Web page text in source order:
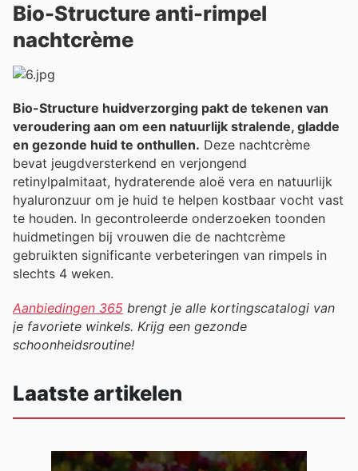
Bio-Structure anti-rimpel
nachtcrème
Bio-Structure huidverzorging pakt de tekenen van
veroudering aan om een natuurlijk stralende, gladde
en gezonde huid te onthullen. Deze nachtcrème
bevat jeugdversterkend en verjongend
retinylpalmitaat, hydraterende aloë vera en natuurlijk
hyaluronzuur om je huid te helpen kostbaar vocht vast
te houden. In gecontroleerde onderzoeken toonden
huidmetingen bij vrouwen die de nachtcrème
gebruikten significante verbeteringen van rimpels in
slechts 4 weken.
Aanbiedingen 365 brengt je alle kortingscatalogi van
je favoriete winkels. Krijg een gezonde
schoonheidsroutine!
Laatste artikelen